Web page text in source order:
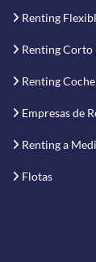
Renting
Renting Corto
Renting
Empresas de
Renting a
Flotas